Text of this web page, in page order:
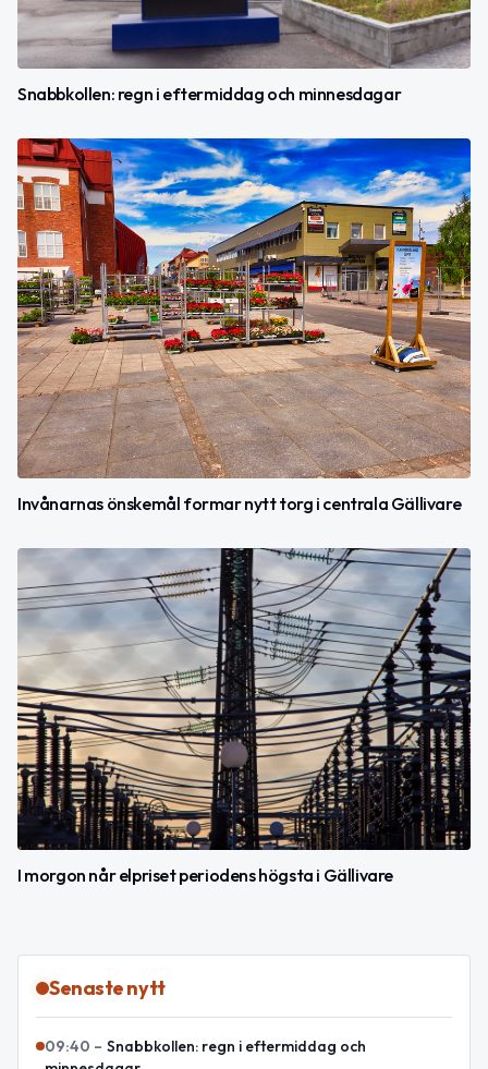
Snabbkollen: regn i eftermiddag och minnesdagar
Invånarnas önskemål formar nytt torg i centrala Gällivare
I morgon når elpriset periodens högsta i Gällivare
Senaste nytt
09:40 – Snabbkollen: regn i eftermiddag och